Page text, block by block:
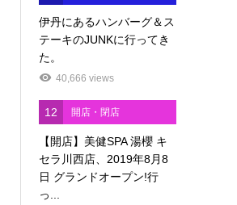
伊丹にあるハンバーグ＆ス
テーキのJUNKに行ってき
た。
40,666 views
12 開店・閉店
【開店】美健SPA 湯櫻 キ
セラ川西店、2019年8月8
日 グランドオープン!行
っ...